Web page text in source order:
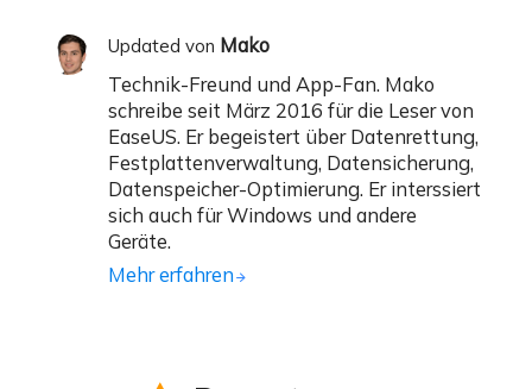
Updated von Mako
Technik-Freund und App-Fan. Mako
schreibe seit März 2016 für die Leser von
EaseUS. Er begeistert über Datenrettung,
Festplattenverwaltung, Datensicherung,
Datenspeicher-Optimierung. Er interssiert
sich auch für Windows und andere
Geräte.
Mehr erfahren